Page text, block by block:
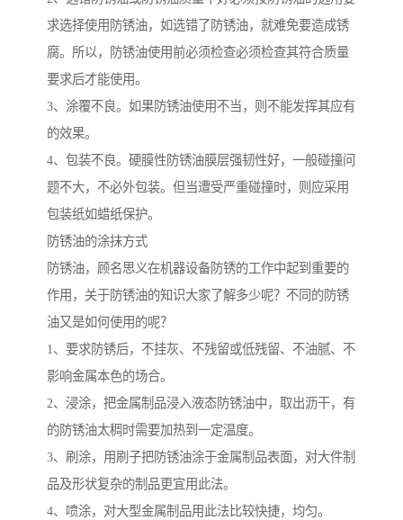
求选择使用防锈油，如选错了防锈油，就难免要造成锈
腐。所以，防锈油使用前必须检查必须检查其符合质量
要求后才能使用。
3、涂覆不良。如果防锈油使用不当，则不能发挥其应有
的效果。
4、包装不良。硬膜性防锈油膜层强韧性好，一般碰撞问
题不大，不必外包装。但当遭受严重碰撞时，则应采用
包装纸如蜡纸保护。
防锈油的涂抹方式
防锈油，顾名思义在机器设备防锈的工作中起到重要的
作用，关于防锈油的知识大家了解多少呢？不同的防锈
油又是如何使用的呢？
1、要求防锈后，不挂灰、不残留或低残留、不油腻、不
影响金属本色的场合。
2、浸涂，把金属制品浸入液态防锈油中，取出沥干，有
的防锈油太稠时需要加热到一定温度。
3、刷涂，用刷子把防锈油涂于金属制品表面，对大件制
品及形状复杂的制品更宜用此法。
4、喷涂，对大型金属制品用此法比较快捷，均匀。